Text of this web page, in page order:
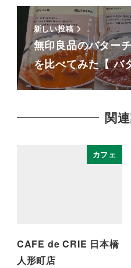
新しい投稿
無印良品のバター
を比べてみた【 バ
関
カフェ
CAFE de CRIE 日本橋
人形町店